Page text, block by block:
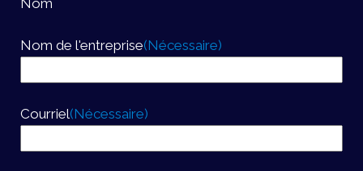
Nom
Nom de l'entreprise(Nécessaire)
Courriel(Nécessaire)